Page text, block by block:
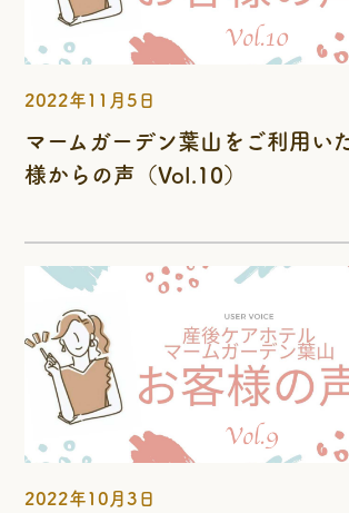
2022年11月5日
マームガーデン葉山をご利用い
様からの声（Vol.10）
2022年10月3日